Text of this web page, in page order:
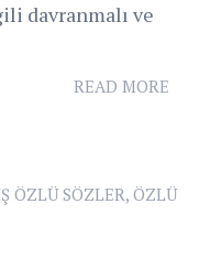
davranmalı ve
READ MORE
ÖZLÜ SÖZLER, ÖZLÜ